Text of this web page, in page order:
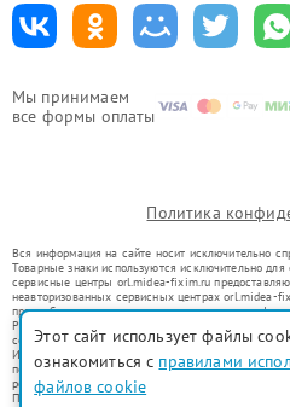
Мы принимаем
все формы оплаты
Политика
Вся информация на сайте носит исключительно
Товарные знаки используются исключительно
сервисные центры orl.midea-fixim.ru
неавторизованных сервисных центрах orl.midea-
правообладателями товарных знаков или их
Ремонт осуществляется для устройств, уже
со статьей 1487 ГК РФ.
Использование товарных знаков не преследует
потребителей в заблуждение, а служит для
ремонту техники указанных брендов.
Представленная на сайте информация не является
Этот сайт использует файлы
ознакомиться с правилами
файлов cookie